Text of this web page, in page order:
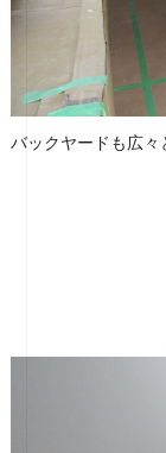
バックヤードも広々